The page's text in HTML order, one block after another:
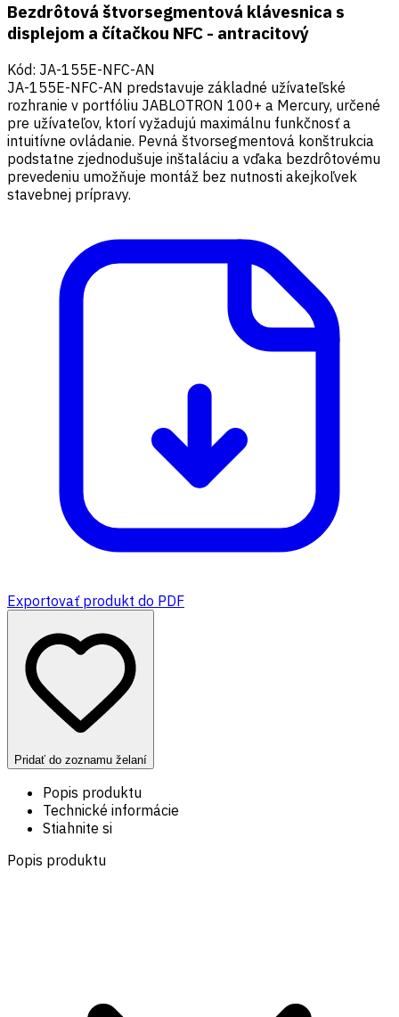
Bezdrôtová štvorsegmentová klávesnica s
displejom a čítačkou NFC - antracitový
Kód: JA-155E-NFC-AN
JA-155E-NFC-AN predstavuje základné užívateľské
rozhranie v portfóliu JABLOTRON 100+ a Mercury, určené
pre užívateľov, ktorí vyžadujú maximálnu funkčnosť a
intuitívne ovládanie. Pevná štvorsegmentová konštrukcia
podstatne zjednodušuje inštaláciu a vďaka bezdrôtovému
prevedeniu umožňuje montáž bez nutnosti akejkoľvek
stavebnej prípravy.
Exportovať produkt do PDF
Pridať do zoznamu želaní
Popis produktu
Technické informácie
Stiahnite si
Popis produktu